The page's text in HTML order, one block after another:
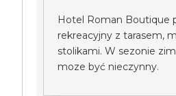
Hotel Roman Boutique
rekreacyjny z tarasem,
stolikami. W sezonie
moze być nieczynny.